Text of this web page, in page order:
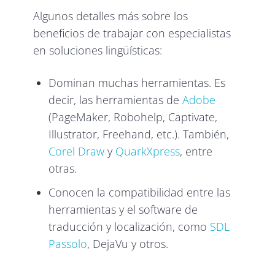
Algunos detalles más sobre los
beneficios de trabajar con especialistas
en soluciones lingüísticas:
Dominan muchas herramientas. Es
decir, las herramientas deAdobe
(PageMaker, Robohelp, Captivate,
Illustrator, Freehand, etc.). También,
Corel Draw y QuarkXpress, entre
otras.
Conocen la compatibilidad entre las
herramientas y el software de
traducción y localización, como SDL
Passolo, DejaVu y otros.